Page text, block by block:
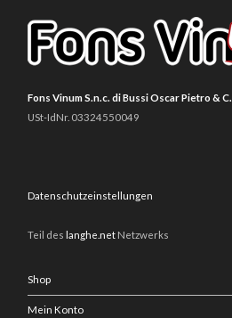
Fons Vinum S.n.c. di Bussi Oscar Pietro & C.
USt-IdNr. 03324550049
Datenschutzeinstellungen
Teil des langhe.net Netzwerks
Shop
Mein Konto